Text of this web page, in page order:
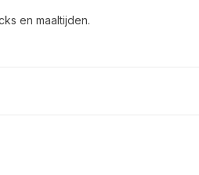
en maaltijden.